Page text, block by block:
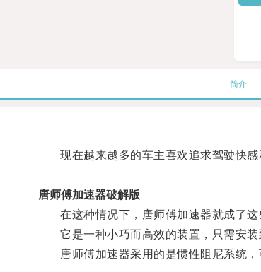
简介
现在越来越多的车主喜欢追求驾驶快感
唐师傅加速器破解版
在这种情况下，唐师傅加速器就成了这
它是一种小巧而高效的装置，只需安装
唐师傅加速器采用的是惯性阻尼系统，